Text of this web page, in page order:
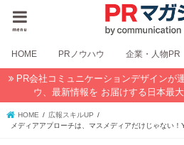
menu
HOME PRノウハウ 企業・人物PR
PR会社コミュニケーションデザインが
ウ、最新情報を お届けする日本最
HOME
広報スキルUP
メディアアプローチは、マスメディアだけじゃない